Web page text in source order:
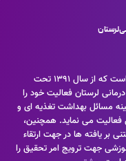
دنیای موجود طراحی
را برای طراحان رایانه
زبان فارسی ایجاد کرد.
موجود در ارائه
دنیای موجود طراحی
لرستان
مرکز تحقیقات بهداشت تغذیه مؤسسه ای دولتی است که از سال 1391 تحت
لرستان فعالیت خود را
مسائل بهداشت تغذیه ای و
فعالیت می نماید. همچنین،
بر یافته ها در جهت ارتقاء
جهت ترویج امر تحقیق را